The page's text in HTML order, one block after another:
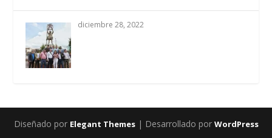
diciembre 28, 2022
Diseñado por Elegant Themes| Desarrollado por WordPress